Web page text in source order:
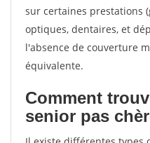
sur certaines prestations
optiques, dentaires, et
l'absence de couverture
équivalente.
Comment
senior pas